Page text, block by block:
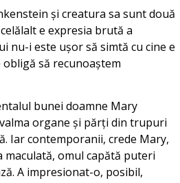
şi creatura sa sunt două
e expresia brută a
nu-i este uşor să simtă cu cine e
să recunoaştem
bunei doamne Mary
organe şi părţi din trupuri
Iar contemporanii, crede Mary,
omul capătă puteri
A impresionat-o, posibil,